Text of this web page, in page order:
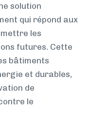
solution
qui répond aux
les
futures. Cette
bâtiments
et durables,
de
le